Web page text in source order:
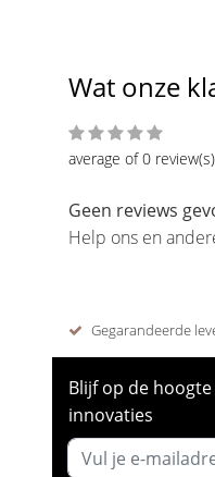
Wat onze
average of 0 review(s)
Geen reviews
Help ons en
Gegarandeerde
Blijf op de
innovaties